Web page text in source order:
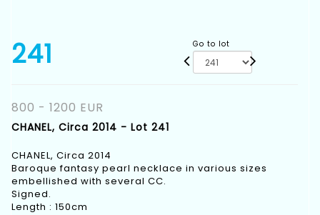
241 Go to lot
800 - 1200 EUR
CHANEL, Circa 2014 - Lot 241
CHANEL, Circa 2014
Baroque fantasy pearl necklace in various sizes
embellished with several CC.
Signed.
Length : 150cm